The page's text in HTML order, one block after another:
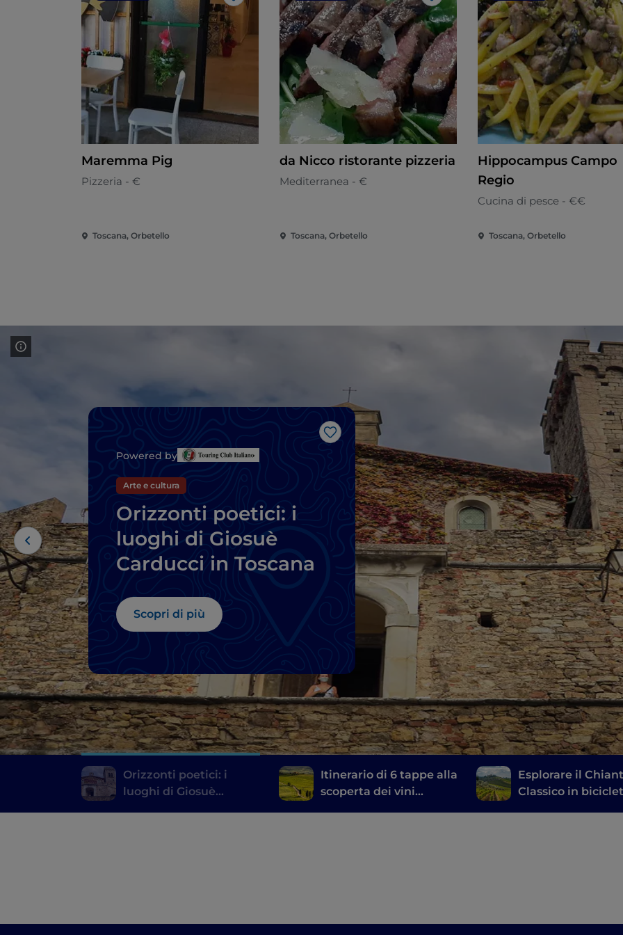
Maremma Pig
Pizzeria - €
Toscana, Orbetello
da Nicco ristorante pizzeria
Mediterranea - €
Toscana, Orbetello
Hippocampus Campo
Regio
Cucina di pesce - €€
Toscana, Orbetello
Like
Powered by
Arte e cultura
Orizzonti poetici: i
luoghi di Giosuè
Carducci in Toscana
Scopri di più
Orizzonti poetici: i
luoghi di Giosuè
Itinerario di 6 tappe alla
scoperta dei vini
Esplorare il
Classico in